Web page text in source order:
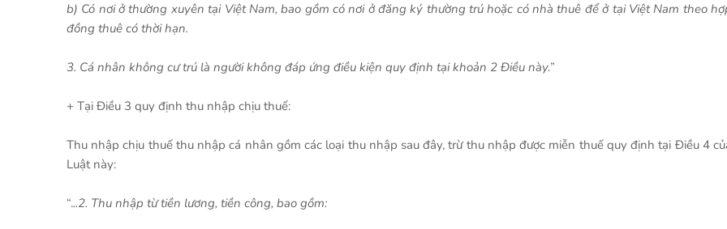
b) Có nơi ở thường xuyên tại Việt Nam, bao gồm có nơi ở đăng ký thường trú hoặc có nhà thuê để ở tại Việt Nam theo
đồng thuê có thời hạn.
3. Cá nhân không cư trú là người không đáp ứng điều kiện quy định tại khoản 2 Điều này.”
+ Tại Điều 3 quy định thu nhập chịu thuế:
Thu nhập chịu thuế thu nhập cá nhân gồm các loại thu nhập sau đây, trừ thu nhập được miễn thuế quy định tại Điều 4
Luật này:
“...2. Thu nhập từ tiền lương, tiền công, bao gồm: